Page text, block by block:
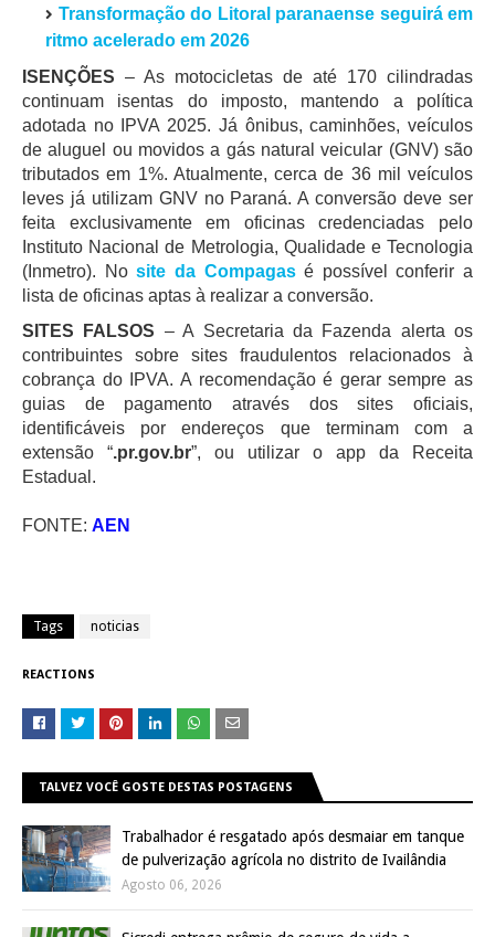
Transformação do Litoral paranaense seguirá em
ritmo acelerado em 2026
ISENÇÕES – As motocicletas de até 170 cilindradas
continuam isentas do imposto, mantendo a política
adotada no IPVA 2025. Já ônibus, caminhões, veículos
de aluguel ou movidos a gás natural veicular (GNV) são
tributados em 1%. Atualmente, cerca de 36 mil veículos
leves já utilizam GNV no Paraná. A conversão deve ser
feita exclusivamente em oficinas credenciadas pelo
Instituto Nacional de Metrologia, Qualidade e Tecnologia
(Inmetro). Nosite da Compagasé possível conferir a
lista de oficinas aptas à realizar a conversão.
SITES FALSOS – A Secretaria da Fazenda alerta os
contribuintes sobre sites fraudulentos relacionados à
cobrança do IPVA. A recomendação é gerar sempre as
guias de pagamento através dos sites oficiais,
identificáveis por endereços que terminam com a
extensão “.pr.gov.br”, ou utilizar o app da Receita
Estadual.
FONTE: AEN
Tags noticias
REACTIONS
TALVEZ VOCÊ GOSTE DESTAS POSTAGENS
Trabalhador é resgatado após desmaiar em tanque
de pulverização agrícola no distrito de Ivailândia
Agosto 06, 2026